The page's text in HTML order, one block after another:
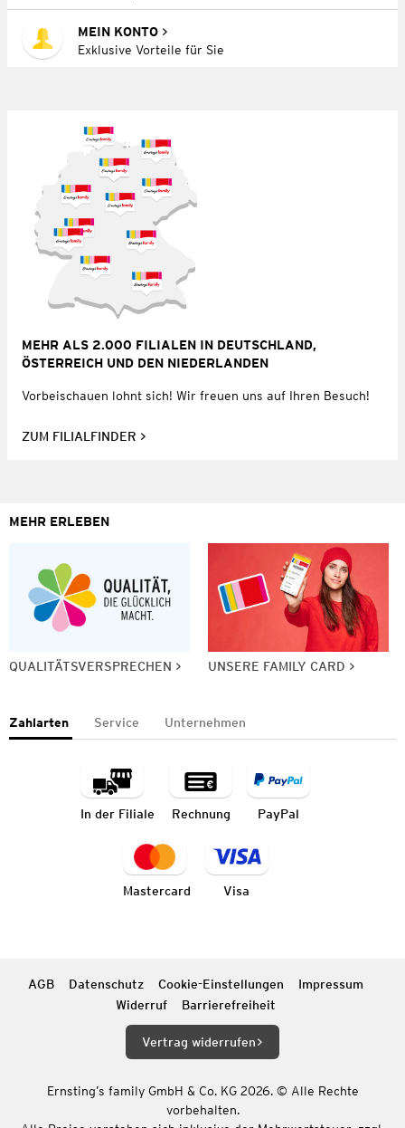
MEIN KONTO
Exklusive Vorteile für Sie
MEHR ALS 2.000 FILIALEN IN DEUTSCHLAND,
ÖSTERREICH UND DEN NIEDERLANDEN
Vorbeischauen lohnt sich! Wir freuen uns auf Ihren Besuch!
ZUM FILIALFINDER
MEHR ERLEBEN
QUALITÄTSVERSPRECHEN UNSERE FAMILY CARD
Zahlarten Service Unternehmen
In der Filiale Rechnung PayPal
Mastercard Visa
AGB Datenschutz Cookie-Einstellungen
Impressum
Widerruf
Barrierefreiheit
Vertrag widerrufen
Ernsting’s family GmbH & Co. KG 2026. © Alle Rechte
vorbehalten.